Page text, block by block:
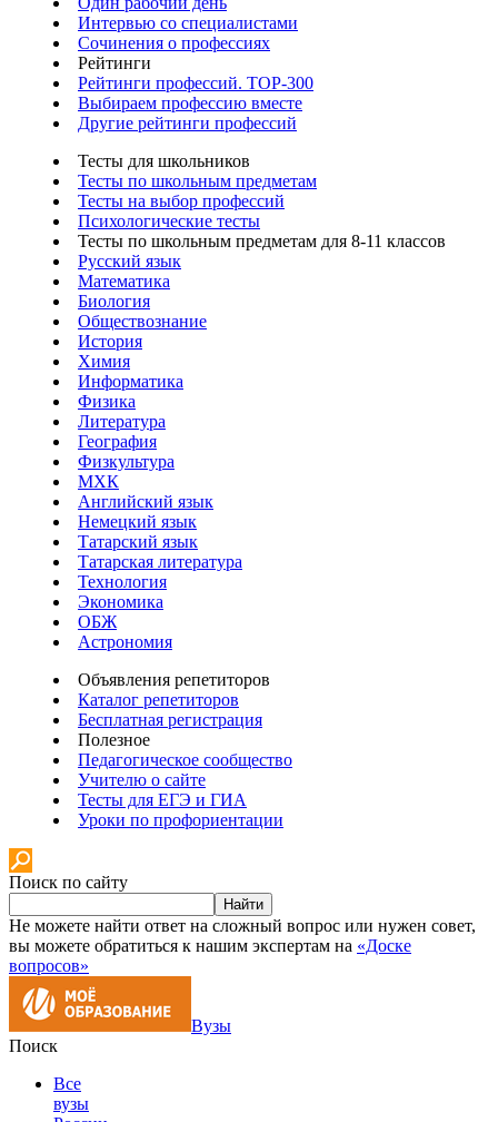
Интервью со специалистами
Сочинения о профессиях
Рейтинги
Рейтинги профессий. TOP-300
Выбираем профессию вместе
Другие рейтинги профессий
Тесты для школьников
Тесты по школьным предметам
Тесты на выбор профессий
Психологические тесты
Тесты по школьным предметам для 8-11 классов
Русский язык
Математика
Биология
Обществознание
История
Химия
Информатика
Физика
Литература
География
Физкультура
МХК
Английский язык
Немецкий язык
Татарский язык
Татарская литература
Технология
Экономика
ОБЖ
Астрономия
Объявления репетиторов
Каталог репетиторов
Бесплатная регистрация
Полезное
Педагогическое сообщество
Учителю о сайте
Тесты для ЕГЭ и ГИА
Уроки по профориентации
Поиск по сайту
Найти
Не можете найти ответ на сложный вопрос или нужен совет,
вы можете обратиться к нашим экспертам на «Доске
вопросов»
Вузы
Поиск
Все
вузы